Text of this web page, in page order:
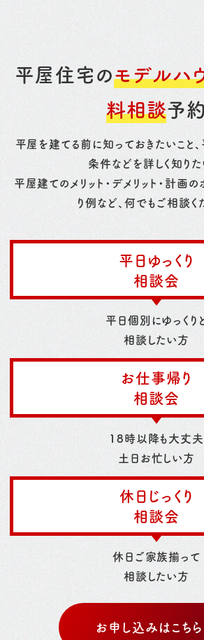
平屋住宅のモデルハ
料相談予約
平屋を建てる前に知っておきたいこと
条件などを詳しく知り
平屋建てのメリット・デメリット・計画
り例など、何でもご相談く
平日ゆっくり
相談会
平日個別にゆっくり
相談したい方
お仕事帰り
相談会
18時以降も大丈夫
土日お忙しい方
休日じっくり
相談会
休日ご家族揃って
相談したい方
お申し込みはこちら